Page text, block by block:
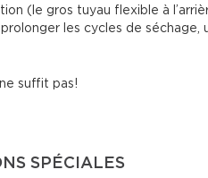
(le gros tuyau flexible à
les cycles de séchage,
suffit pas!
SPÉCIALES